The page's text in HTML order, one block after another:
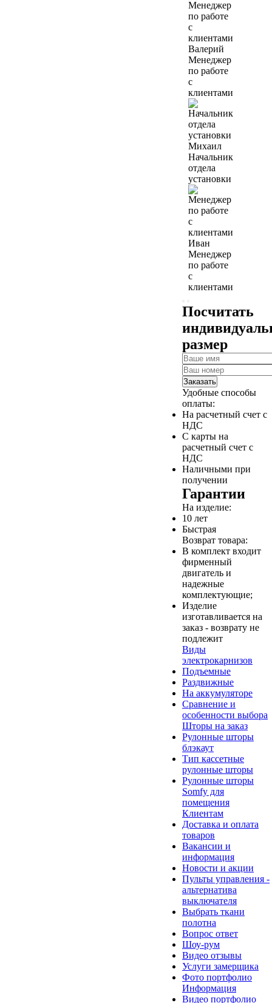
Валерий
Менеджер
по работе
с
клиентами
Михаил
Начальник
отдела
установки
Иван
Менеджер
по работе
с
клиентами
Посчитать
размер
Заказать
Удобные способы
оплаты:
На расчетный счет с
НДС
С карты на
расчетный счет с
НДС
Наличными при
получении
Гарантии
На изделие:
10 лет
Быстрая
Возврат товара:
В комплект входит
фирменный
двигатель и
надежные
комплектующие;
Изделие
изготавливается на
заказ - возврату не
подлежит
Виды
электрокарнизов
Подъемные
Раздвижные
На аккумуляторе
Сравнение и
особенности выбора
Шторы на заказ
Рулонные шторы
блэкаут
Тип кассетные
рулонные шторы
Рулонные шторы
Somfy для
помещения
Клиентам
Доставка и оплата
товаров
Вакансии и
информация
Новости и акции
Пульты управления -
альтернатива
выключателя
Выбрать ткани
полотна
Вопрос ответ
Шоу-рум
Видео отзывы
Услуги замерщика
Фото портфолио
Информация
Видео портфолио